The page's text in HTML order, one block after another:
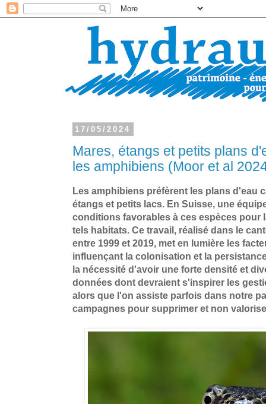
17/05/2024
Mares, étangs et petits plans
les amphibiens (Moor et al
Les amphibiens préfèrent les plans d'eau
étangs et petits lacs. En Suisse, une
conditions favorables à ces espèces pour
tels habitats. Ce travail, réalisé dans le
entre 1999 et 2019, met en lumière les
influençant la colonisation et la
la nécessité d'avoir une forte densité et
données dont devraient s'inspirer les
alors que l'on assiste parfois dans notre
campagnes pour supprimer et non